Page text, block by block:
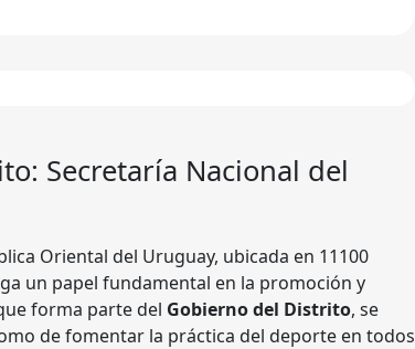
Secretaría Nacional del
Oriental del Uruguay, ubicada en 11100
un papel fundamental en la promoción y
forma parte del Gobierno del Distrito, se
de fomentar la práctica del deporte en todos